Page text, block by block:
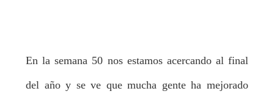
En la semana 50 nos estamos acercando al final
del año y se ve que mucha gente ha mejorado